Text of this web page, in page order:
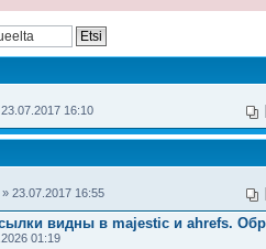
16:10
» 23.07.2017 16:55
видны в majestic и ahrefs.
01:19